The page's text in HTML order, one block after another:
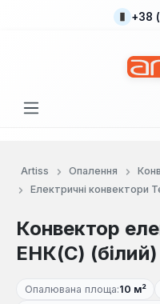
Перейти до основного
+38
Artiss Опалення
Електричні конвектори
Конвектор
ЕНК(С) (білий)
Опалювана площа:10 м²